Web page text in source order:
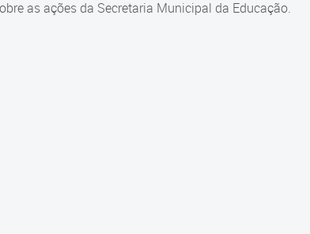
as ações da Secretaria Municipal da Educação.